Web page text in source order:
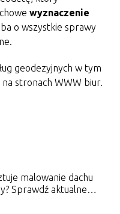
wyznaczenie
o wszystkie sprawy
geodezyjnych w tym
stronach WWW biur.
malowanie dachu
Sprawdź aktualne